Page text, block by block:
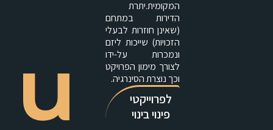
המקומית.יתרת
הדירות במתחם
(שאינן חוזרות לבעלי
הזכויות) שייכות ליזם
ונמכרות על-ידו
לצורך מימון הפרויקט
וכך נוצרת הסינרגיה.
לפרוייקטי
פינוי בינוי